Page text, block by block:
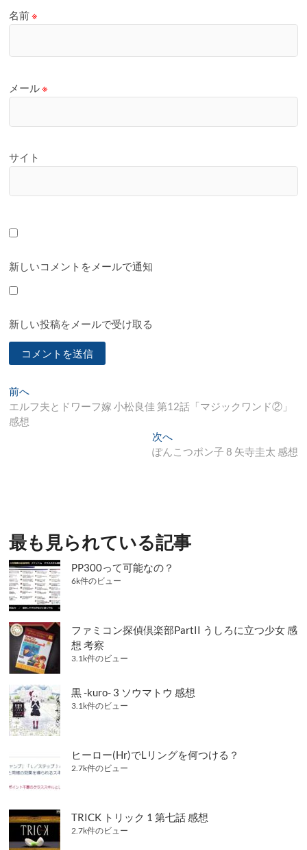
名前※
メール※
サイト
新しいコメントをメールで通知
新しい投稿をメールで受け取る
投
稿
ョ
ン
前へ
去
エルフ夫とドワーフ嫁 小松良佳 第12話「マジックワンド②」
感想
次へ次
の
ぽんこつポン子 8 矢寺圭太 感想
最も見られている記事
PP300って可能なの？
6k件のビュー
ファミコン探偵倶楽部PartII うしろに立つ少女 感
想 考察
3.1k件のビュー
黒 -kuro- 3 ソウマトウ 感想
3.1k件のビュー
ヒーロー(Hr)でLリングを何つける？
2.7k件のビュー
TRICK トリック 1 第七話 感想
2.7k件のビュー